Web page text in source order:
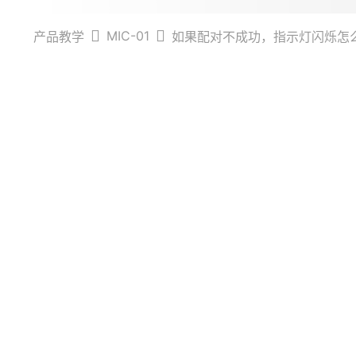
产品教学 MIC-01 如果配对不成功，指示灯闪烁怎